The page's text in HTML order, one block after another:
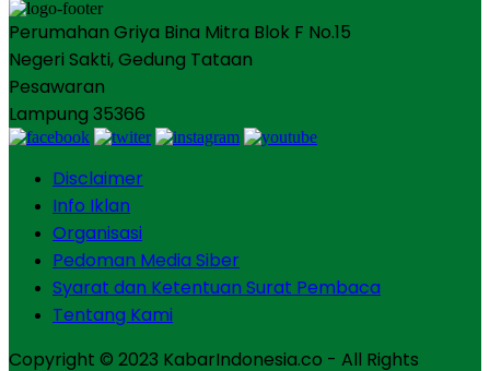
Perumahan Griya Bina Mitra Blok F No.15
Negeri Sakti, Gedung Tataan
Pesawaran
Lampung 35366
Disclaimer
Info Iklan
Organisasi
Pedoman Media Siber
Syarat dan Ketentuan Surat Pembaca
Tentang Kami
Copyright © 2023 KabarIndonesia.co - All Rights